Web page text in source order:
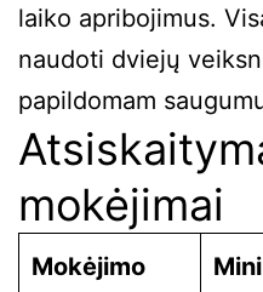
laiko apribojimus.
naudoti dviejų
papildomam
mokėjimai
Mokėjimo